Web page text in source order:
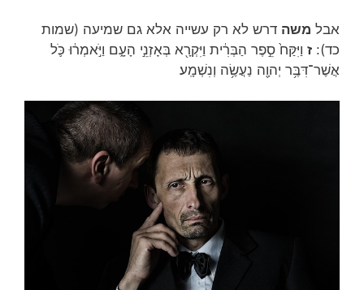
אבל משה דרש לא רק עשייה אלא גם שמיעה (שמות
כד): ז וַיִּקַּח֙ סֵ֣פֶר הַבְּרִ֔ית וַיִּקְרָ֖א בְּאָזְנֵ֣י הָעָ֑ם וַיֹּ֣אמְר֔וּ כֹּ֛ל
אֲשֶׁר־דִּבֶּ֥ר יְהוָ֖ה נַעֲשֶׂ֥ה וְנִשְׁמָֽע׃